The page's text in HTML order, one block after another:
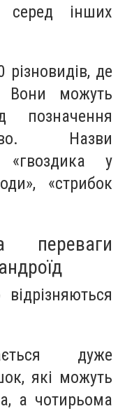
серед інших
де
Вони можуть
позначення
Назви
«гвоздика у
«стрибок
переваги
дуже
які можуть
а чотирьома